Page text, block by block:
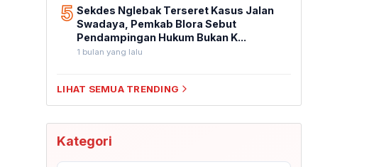
5 Sekdes Nglebak Terseret Kasus Jalan
Swadaya, Pemkab Blora Sebut
Pendampingan Hukum Bukan K...
1 bulan yang lalu
LIHAT SEMUA TRENDING
Kategori